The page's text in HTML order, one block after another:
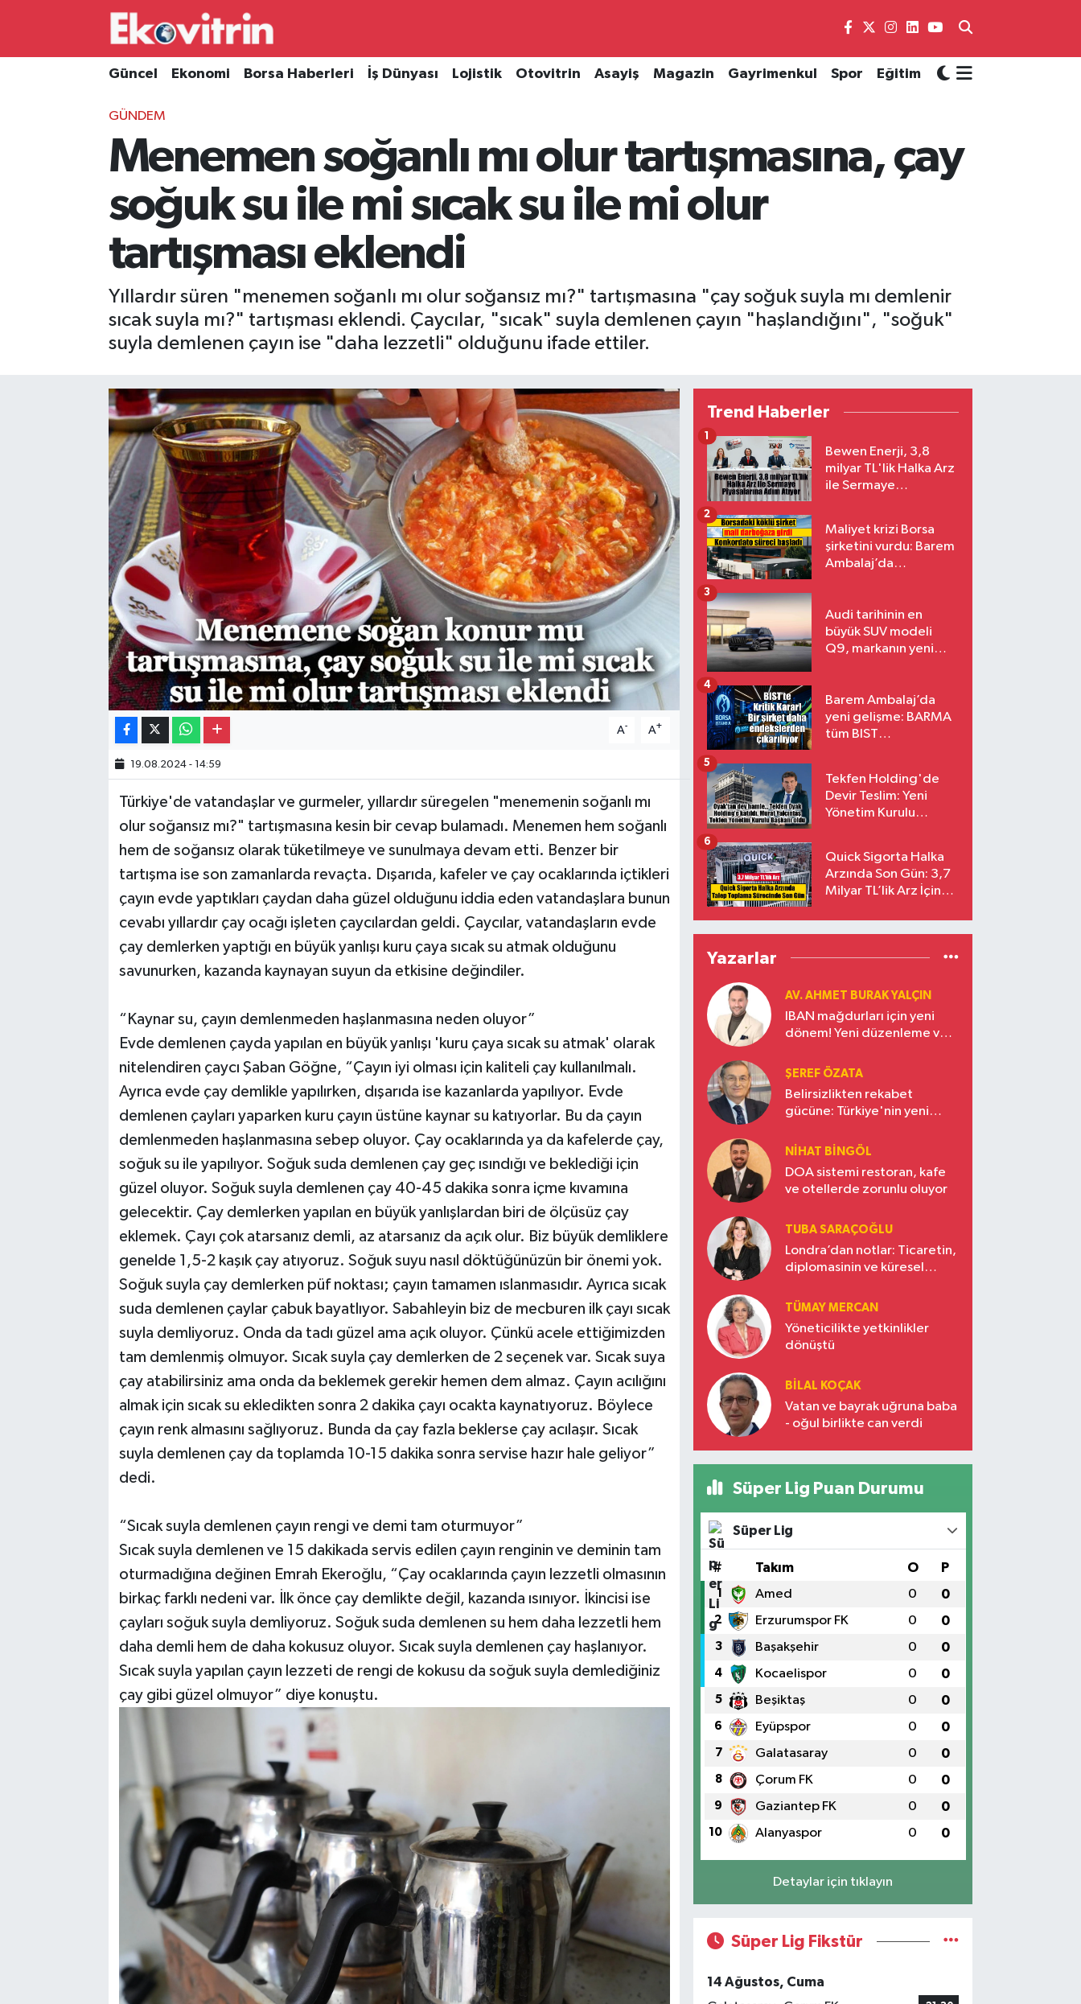
Güncel Ekonomi Borsa Haberleri İş Dünyası Lojistik Otovitrin Asayiş Magazin Gayrimenkul Spor Eğitim
GÜNDEM
Menemen soğanlı mı olur tartışmasına, çay
soğuk su ile mi sıcak su ile mi olur
tartışması eklendi
Yıllardır süren "menemen soğanlı mı olur soğansız mı?" tartışmasına "çay soğuk suyla mı demlenir
sıcak suyla mı?" tartışması eklendi. Çaycılar, "sıcak" suyla demlenen çayın "haşlandığını", "soğuk"
suyla demlenen çayın ise "daha lezzetli" olduğunu ifade ettiler.
A- A+
19.08.2024 - 14:59
Türkiye'de vatandaşlar ve gurmeler, yıllardır süregelen "menemenin soğanlı mı
olur soğansız mı?" tartışmasına kesin bir cevap bulamadı. Menemen hem soğanlı
hem de soğansız olarak tüketilmeye ve sunulmaya devam etti. Benzer bir
tartışma ise son zamanlarda revaçta. Dışarıda, kafeler ve çay ocaklarında içtikleri
çayın evde yaptıkları çaydan daha güzel olduğunu iddia eden vatandaşlara bunun
cevabı yıllardır çay ocağı işleten çaycılardan geldi. Çaycılar, vatandaşların evde
çay demlerken yaptığı en büyük yanlışı kuru çaya sıcak su atmak olduğunu
savunurken, kazanda kaynayan suyun da etkisine değindiler.
“Kaynar su, çayın demlenmeden haşlanmasına neden oluyor”
Evde demlenen çayda yapılan en büyük yanlışı 'kuru çaya sıcak su atmak' olarak
nitelendiren çaycı Şaban Göğne, “Çayın iyi olması için kaliteli çay kullanılmalı.
Ayrıca evde çay demlikle yapılırken, dışarıda ise kazanlarda yapılıyor. Evde
demlenen çayları yaparken kuru çayın üstüne kaynar su katıyorlar. Bu da çayın
demlenmeden haşlanmasına sebep oluyor. Çay ocaklarında ya da kafelerde çay,
soğuk su ile yapılıyor. Soğuk suda demlenen çay geç ısındığı ve beklediği için
güzel oluyor. Soğuk suyla demlenen çay 40-45 dakika sonra içme kıvamına
gelecektir. Çay demlerken yapılan en büyük yanlışlardan biri de ölçüsüz çay
eklemek. Çayı çok atarsanız demli, az atarsanız da açık olur. Biz büyük demliklere
genelde 1,5-2 kaşık çay atıyoruz. Soğuk suyu nasıl döktüğünüzün bir önemi yok.
Soğuk suyla çay demlerken püf noktası; çayın tamamen ıslanmasıdır. Ayrıca sıcak
suda demlenen çaylar çabuk bayatlıyor. Sabahleyin biz de mecburen ilk çayı sıcak
suyla demliyoruz. Onda da tadı güzel ama açık oluyor. Çünkü acele ettiğimizden
tam demlenmiş olmuyor. Sıcak suyla çay demlerken de 2 seçenek var. Sıcak suya
çay atabilirsiniz ama onda da beklemek gerekir hemen dem almaz. Çayın acılığını
almak için sıcak su ekledikten sonra 2 dakika çayı ocakta kaynatıyoruz. Böylece
çayın renk almasını sağlıyoruz. Bunda da çay fazla beklerse çay acılaşır. Sıcak
suyla demlenen çay da toplamda 10-15 dakika sonra servise hazır hale geliyor”
dedi.
“Sıcak suyla demlenen çayın rengi ve demi tam oturmuyor”
Sıcak suyla demlenen ve 15 dakikada servis edilen çayın renginin ve deminin tam
oturmadığına değinen Emrah Ekeroğlu, “Çay ocaklarında çayın lezzetli olmasının
birkaç farklı nedeni var. İlk önce çay demlikte değil, kazanda ısınıyor. İkincisi ise
çayları soğuk suyla demliyoruz. Soğuk suda demlenen su hem daha lezzetli hem
daha demli hem de daha kokusuz oluyor. Sıcak suyla demlenen çay haşlanıyor.
Sıcak suyla yapılan çayın lezzeti de rengi de kokusu da soğuk suyla demlediğiniz
çay gibi güzel olmuyor” diye konuştu.
Trend Haberler
Bewen Enerji, 3,8
milyar TL'lik Halka Arz
ile Sermaye
1
Maliyet krizi Borsa
şirketini vurdu: Barem
Ambalaj’da
2
Audi tarihinin en
büyük SUV modeli
Q9, markanın yeni
3
Barem Ambalaj’da
yeni gelişme: BARMA
tüm BIST
4
Tekfen Holding'de
Devir Teslim: Yeni
Yönetim Kurulu
5
Quick Sigorta Halka
Arzında Son Gün: 3,7
Milyar TL’lik Arz İçin
Eriyor
6
Yazarlar
AV. AHMET BURAK YALÇIN
IBAN mağdurları için yeni
dönem! Yeni düzenleme ve
ŞEREF ÖZATA
Belirsizlikten rekabet
gücüne: Türkiye'nin yeni
NIHAT BINGÖL
DOA sistemi restoran, kafe
ve otellerde zorunlu oluyor
TUBA SARAÇOĞLU
Londra’dan notlar: Ticaretin,
diplomasinin ve küresel
Türkiye’nin yükselen gücü
TÜMAY MERCAN
Yöneticilikte yetkinlikler
dönüştü
BILAL KOÇAK
Vatan ve bayrak uğruna baba
- oğul birlikte can verdi
Süper Lig Puan Durumu
Süper Lig
# Takım O P
1 Amed 0 0
2 Erzurumspor FK 0 0
3 Başakşehir 0 0
4 Kocaelispor 0 0
5 Beşiktaş 0 0
6 Eyüpspor 0 0
7 Galatasaray 0 0
8 Çorum FK 0 0
9 Gaziantep FK 0 0
10 Alanyaspor 0 0
Detaylar için tıklayın
Süper Lig Fikstür
14 Ağustos, Cuma
Güncel
Borsa Haberleri
Gayrimenkul
Hava Durumu
Süper Lig Puan Durumu ve Fikstür
Son Dakika Haberleri
Haber Arşivi